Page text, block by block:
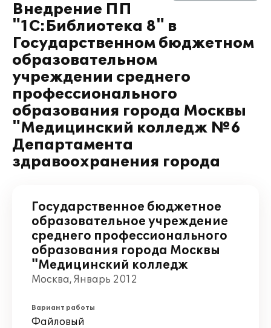
Внедрение ПП
"1С:Библиотека 8" в
Государственном бюджетном
образовательном
учреждении среднего
профессионального
образования города Москвы
"Медицинский колледж №6
Департамента
здравоохранения города
Государственное бюджетное
образовательное учреждение
среднего профессионального
образования города Москвы
"Медицинский колледж
Москва, Январь 2012
Вариант работы
Файловый